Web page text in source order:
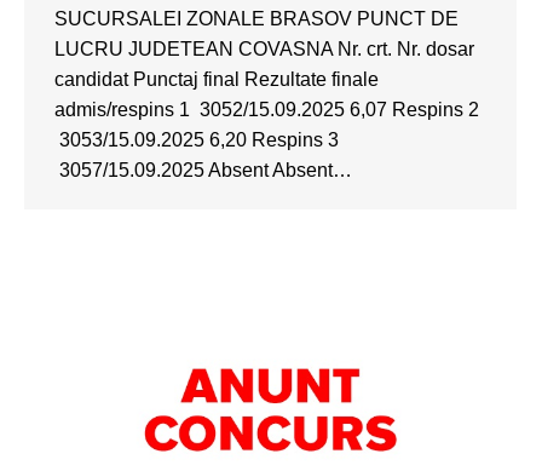
SUCURSALEI ZONALE BRASOV PUNCT DE
LUCRU JUDETEAN COVASNA Nr. crt. Nr. dosar
candidat Punctaj final Rezultate finale
admis/respins 1 3052/15.09.2025 6,07 Respins 2
3053/15.09.2025 6,20 Respins 3
3057/15.09.2025 Absent Absent…